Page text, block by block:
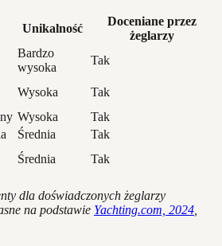
Unikalność
Doceniane przez
żeglarzy
Bardzo
wysoka
Tak
Wysoka
Tak
Wysoka
Tak
Średnia
Tak
Średnia Tak
dla doświadczonych żeglarzy
na podstawie Yachting.com, 2024